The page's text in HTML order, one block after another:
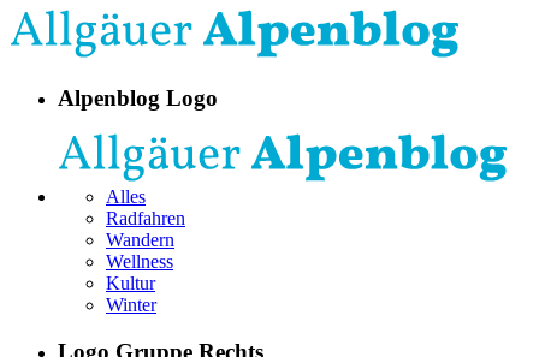
Alpenblog Logo
Alles
Radfahren
Wandern
Wellness
Kultur
Winter
Logo Gruppe Rechts